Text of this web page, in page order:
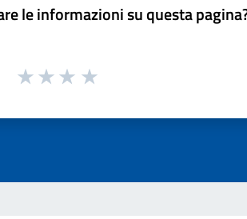
le informazioni su questa